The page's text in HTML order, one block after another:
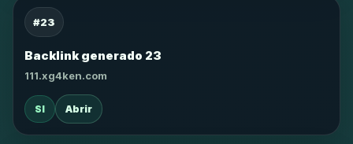
#23
Backlink generado 23
111.xg4ken.com
SI Abrir